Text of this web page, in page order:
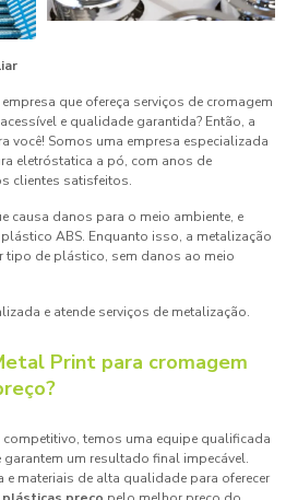
que ofereça serviços de cromagem
e qualidade garantida? Então, a
você! Somos uma empresa especializada
eletróstatica a pó, com anos de
clientes satisfeitos.
causa danos para o meio ambiente, e
ABS. Enquanto isso, a metalização
tipo de plástico, sem danos ao meio
e atende serviços de metalização.
Print para cromagem
?
temos uma equipe qualificada
um resultado final impecável.
materiais de alta qualidade para oferecer